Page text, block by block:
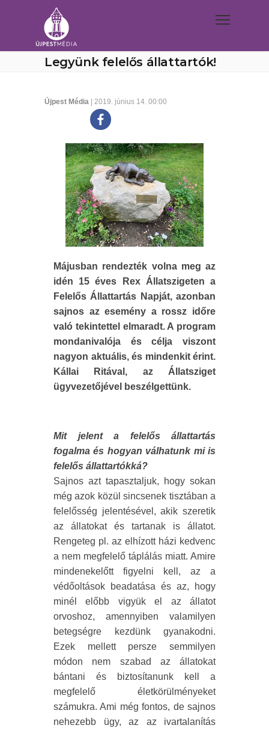
Legyünk felelős állattartók!
Újpest Média | 2019. június 14. 00:00
Májusban rendezték volna meg az
idén 15 éves Rex Állatszigeten a
Felelős Állattartás Napját, azonban
sajnos az esemény a rossz időre
való tekintettel elmaradt. A program
mondanivalója és célja viszont
nagyon aktuális, és mindenkit érint.
Kállai Ritával, az Állatsziget
ügyvezetőjével beszélgettünk.
Mit jelent a felelős állattartás
fogalma és hogyan válhatunk mi is
felelős állattartókká?
Sajnos azt tapasztaljuk, hogy sokan
még azok közül sincsenek tisztában a
felelősség jelentésével, akik szeretik
az állatokat és tartanak is állatot.
Rengeteg pl. az elhízott házi kedvenc
a nem megfelelő táplálás miatt. Amire
mindenekelőtt figyelni kell, az a
védőoltások beadatása és az, hogy
minél előbb vigyük el az állatot
orvoshoz, amennyiben valamilyen
betegségre kezdünk gyanakodni.
Ezek mellett persze semmilyen
módon nem szabad az állatokat
bántani és biztosítanunk kell a
megfelelő életkörülményeket
számukra. Ami még fontos, de sajnos
nehezebb ügy, az az ivartalanítás